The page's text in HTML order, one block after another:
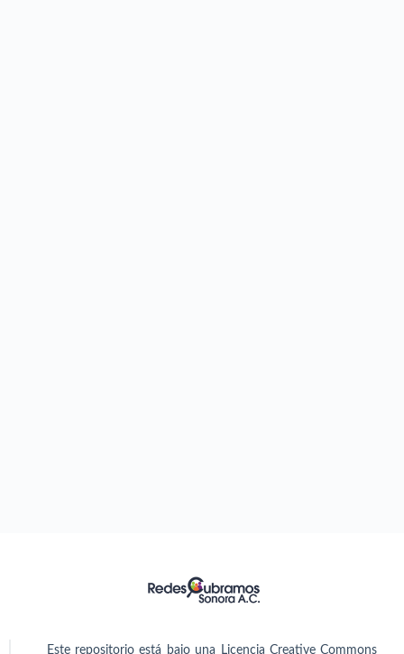
Este repositorio está bajo una Licencia Creative Commons